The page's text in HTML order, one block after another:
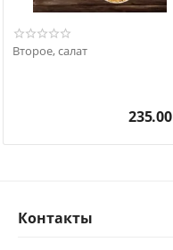
Второе, салат
235.00
Контакты